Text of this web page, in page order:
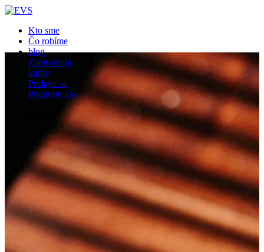
Kto sme
Čo robíme
blog
Zamyslenia
knihy
Pridajte sa
Podporte nás